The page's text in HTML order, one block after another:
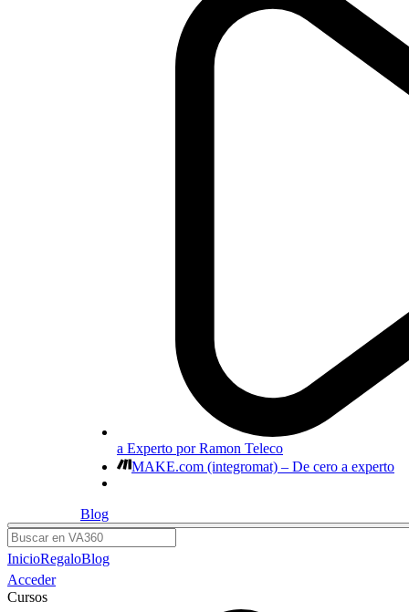
a Experto por Ramon Teleco
MAKE.com (integromat) – De cero a experto
Blog
Buscar
InicioRegaloBlog
Acceder
Cursos